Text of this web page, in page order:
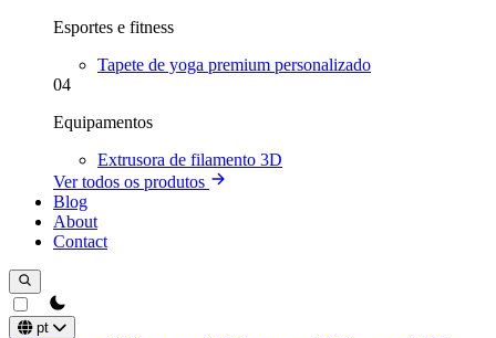
Esportes e fitness
Tapete de yoga premium personalizado
04
Equipamentos
Extrusora de filamento 3D
Ver todos os produtos
Blog
About
Contact
theme switcher
pt